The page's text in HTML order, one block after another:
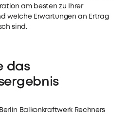
am besten zu Ihrer
welche Erwartungen an Ertrag
sind.
das
Balkonkraftwerk Rechners